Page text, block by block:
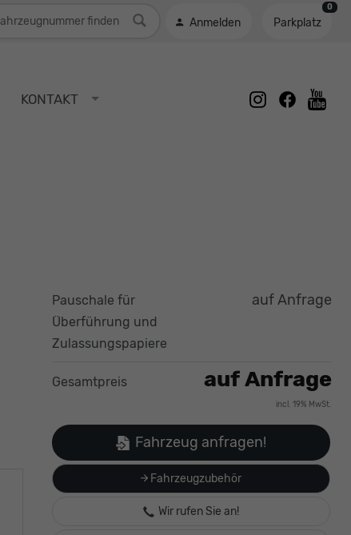
Anmelden Parkplatz
0
KONTAKT instagram
facebook
Pauschale für
Überführung und
Zulassungspapiere
auf Anfrage
Gesamtpreis auf Anfrage
incl. 19% MwSt.
Fahrzeugzubehör
Fahrzeug anfragen!
Wir rufen Sie an!